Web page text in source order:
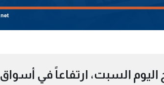
السبت، ارتفاعاً في أسواق